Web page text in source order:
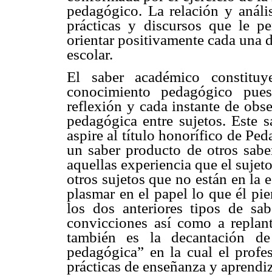
pedagógico. La relación y
prácticas y discursos que le
orientar positivamente cada una
escolar.
El saber académico
conocimiento pedagógico
reflexión y cada instante de
pedagógica entre sujetos. Este
aspire al título honorífico de
un saber producto de otros
aquellas experiencia que el
otros sujetos que no están en la
plasmar en el papel lo que él
los dos anteriores tipos de
convicciones así como a
también es la decantación
pedagógica” en la cual el
prácticas de enseñanza y